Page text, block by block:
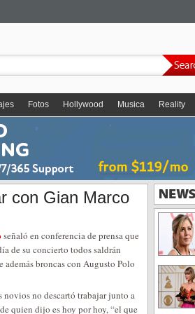
Fotos Hollywood Musica Reality
con Gian Marco
señaló en conferencia de prensa que
de su concierto todos saldrán
además broncas con Augusto Polo
novios no descartó trabajar junto a
quien dijo es hoy por hoy, “el que